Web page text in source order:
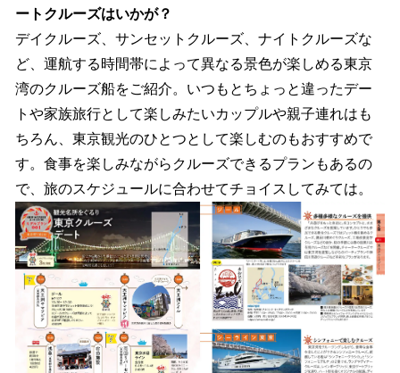
ートクルーズはいかが？
デイクルーズ、サンセットクルーズ、ナイトクルーズな
ど、運航する時間帯によって異なる景色が楽しめる東京
湾のクルーズ船をご紹介。いつもとちょっと違ったデー
トや家族旅行として楽しみたいカップルや親子連れはも
ちろん、東京観光のひとつとして楽しむのもおすすめで
す。食事を楽しみながらクルーズできるプランもあるの
で、旅のスケジュールに合わせてチョイスしてみては。